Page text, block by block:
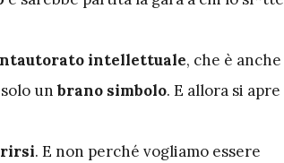
intellettuale, che è anche
unbrano simbolo. E allora si apre
. E non perché vogliamo essere